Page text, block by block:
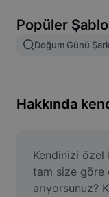
Resim birleştirme
Resmi Yeniden
Mizah Görseli
AI Text Remover
Popüler
Doğum Günü
Hakkında
Kendinizi özel
tam size göre
arıyorsunuz?